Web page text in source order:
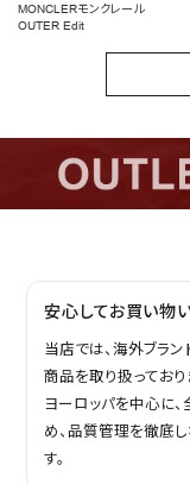
INFORMATION
お問い合わせ
MONCLERモンクレール
OUTER Edit
安心してお買い物
当店では、海外ブラ
商品を取り扱っており
ヨーロッパを中心に
め、品質管理を徹底
す。